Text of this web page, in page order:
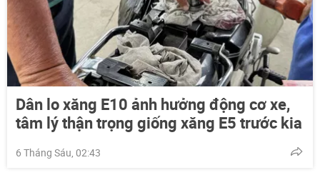
Dân lo xăng E10 ảnh hưởng động cơ xe,
tâm lý thận trọng giống xăng E5 trước kia
6 Tháng Sáu, 02:43